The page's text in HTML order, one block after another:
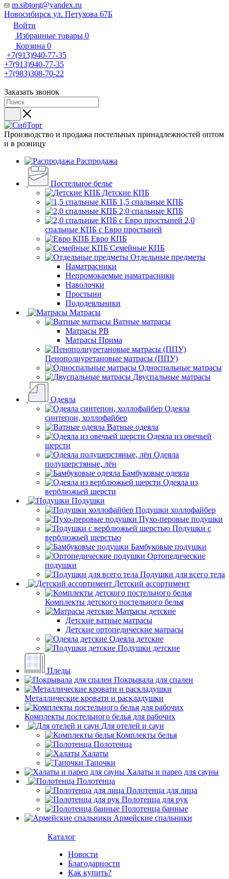
m.sibtorg@yandex.ru
Новосибирск ул. Петухова 67Б
Войти
Избранные товары 0
Корзина 0
+7(913)940-77-35
+7(913)940-77-35
+7(983)308-70-22
Заказать звонок
Производство и продажа постельных принадлежностей оптом
и в розницу
Распродажа
Постельное белье
Детские КПБ
1,5 спальные КПБ
2,0 спальные КПБ
2,0
спальные КПБ с Евро простыней
Евро КПБ
Семейные КПБ
Отдельные предметы
Наматрасники
Непромокаемые наматрасники
Наволочки
Простыни
Пододеяльники
Матрасы
Ватные матрасы
Матрасы РВ
Матрасы Прима
Пенополиуретановые матрасы (ППУ)
Односпальные матрасы
Двуспальные матрасы
Одеяла
Одеяла
синтепон, холлофайбер
Ватные одеяла
Одеяла из овечьей
шерсти
Одеяла
полушерстяные, лён
Бамбуковые одеяла
Одеяла из
верблюжьей шерсти
Подушки
Подушки холлофайбер
Пухо-перовые подушки
Подушки с
верблюжьей шерстью
Бамбуковые подушки
Ортопедические
подушки
Подушки для всего тела
Детский ассортимент
Комплекты детского постельного белья
Матрасы детские
Детские ватные матрасы
Детские ортопедические матрасы
Одеяла детские
Подушки детские
Пледы
Покрывала для спален
Металлические кровати и раскладушки
Комплекты постельного белья для рабочих
Для отелей и саун
Комплекты белья
Полотенца
Халаты
Тапочки
Халаты и парео для сауны
Полотенца
Полотенца для лица
Полотенца для рук
Полотенца банные
Армейские спальники
Каталог
Новости
Благодарности
Как купить?